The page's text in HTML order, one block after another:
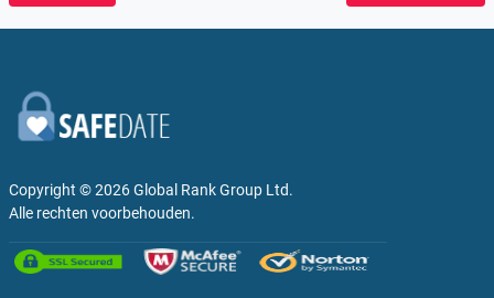
Copyright © 2026Global Rank Group Ltd.
Alle rechten voorbehouden.